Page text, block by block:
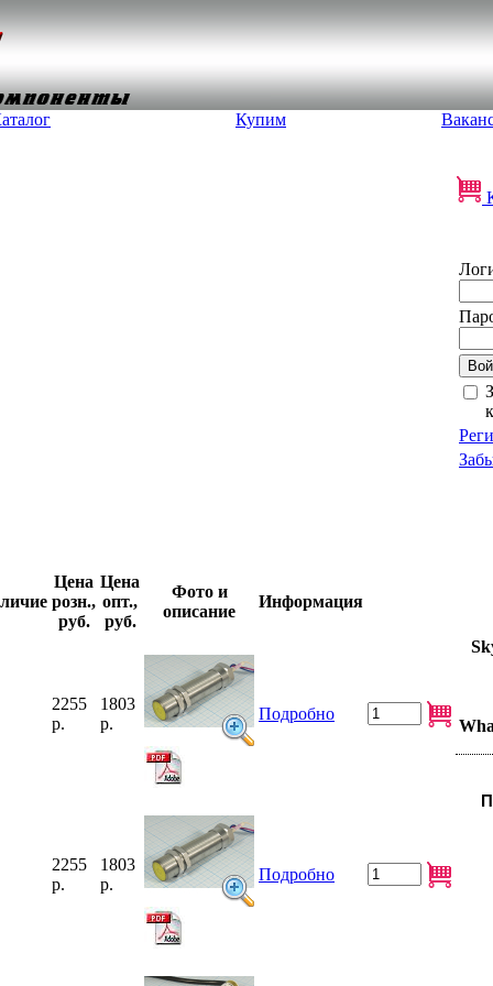
Купим
Цена
розн.,
руб.
Цена
опт.,
руб.
Фото и
описание
Информация
2255
р.
1803
р.
Подробно
2255
р.
1803
р.
Подробно